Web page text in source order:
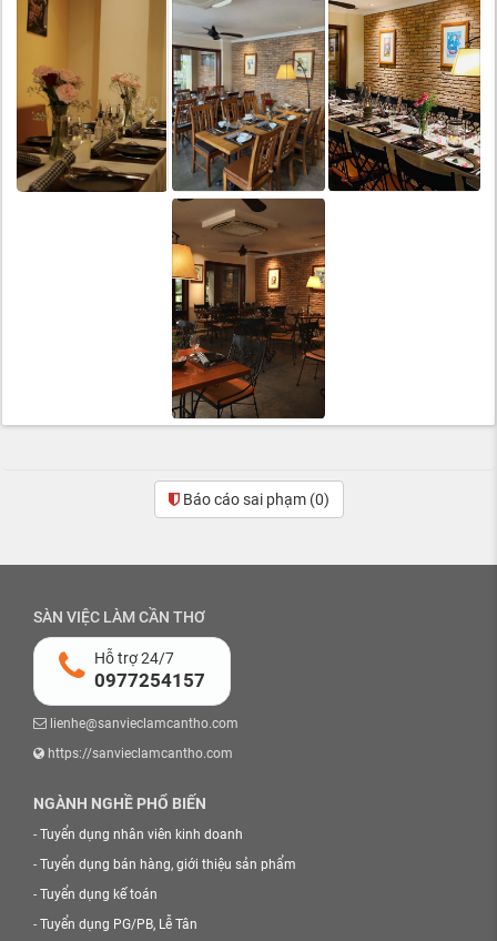
Báo cáo sai phạm (0)
SÀN VIỆC LÀM CẦN THƠ
Hỗ trợ 24/7
0977254157
lienhe@sanvieclamcantho.com
https://sanvieclamcantho.com
NGÀNH NGHỀ PHỔ BIẾN
- Tuyển dụng nhân viên kinh doanh
- Tuyển dụng bán hàng, giới thiệu sản phẩm
- Tuyển dụng kế toán
- Tuyển dụng PG/PB, Lễ Tân